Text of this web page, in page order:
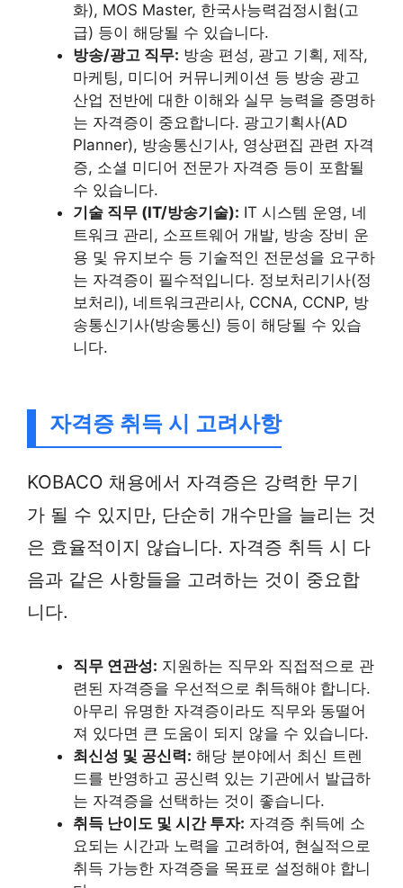
화), MOS Master, 한국사능력검정시험(고
급) 등이 해당될 수 있습니다.
방송/광고 직무: 방송 편성, 광고 기획, 제작,
마케팅, 미디어 커뮤니케이션 등 방송 광고
산업 전반에 대한 이해와 실무 능력을 증명하
는 자격증이 중요합니다. 광고기획사(AD
Planner), 방송통신기사, 영상편집 관련 자격
증, 소셜 미디어 전문가 자격증 등이 포함될
수 있습니다.
기술 직무 (IT/방송기술): IT 시스템 운영, 네
트워크 관리, 소프트웨어 개발, 방송 장비 운
용 및 유지보수 등 기술적인 전문성을 요구하
는 자격증이 필수적입니다. 정보처리기사(정
보처리), 네트워크관리사, CCNA, CCNP, 방
송통신기사(방송통신) 등이 해당될 수 있습
니다.
자격증 취득 시 고려사항
KOBACO 채용에서 자격증은 강력한 무기
가 될 수 있지만, 단순히 개수만을 늘리는 것
은 효율적이지 않습니다. 자격증 취득 시 다
음과 같은 사항들을 고려하는 것이 중요합
니다.
직무 연관성: 지원하는 직무와 직접적으로 관
련된 자격증을 우선적으로 취득해야 합니다.
아무리 유명한 자격증이라도 직무와 동떨어
져 있다면 큰 도움이 되지 않을 수 있습니다.
최신성 및 공신력: 해당 분야에서 최신 트렌
드를 반영하고 공신력 있는 기관에서 발급하
는 자격증을 선택하는 것이 좋습니다.
취득 난이도 및 시간 투자: 자격증 취득에 소
요되는 시간과 노력을 고려하여, 현실적으로
취득 가능한 자격증을 목표로 설정해야 합니